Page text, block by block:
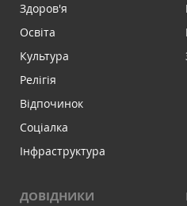
Здоров'я
Освіта
Культура
Релігія
Відпочинок
Соціалка
Інфраструктура
ДОВІДНИКИ